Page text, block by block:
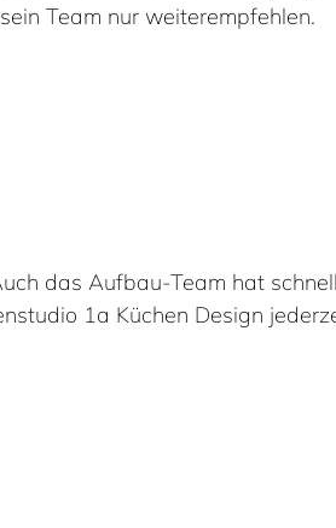
Team nur weiterempfehlen.
das Aufbau-Team hat
1a Küchen Design